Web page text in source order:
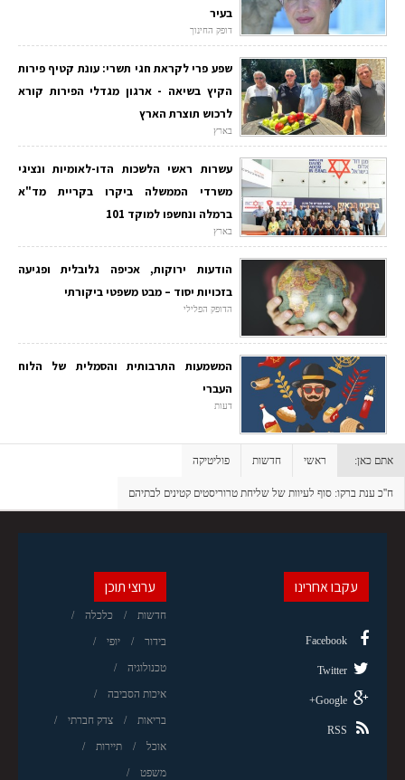
בעיר
דופק החינוך
שפע פרי לקראת חגי תשרי: עונת קטיף פירות
הקיץ בשיאה - ארגון מגדלי הפירות קורא
לרכוש תוצרת הארץ
בארץ
עשרות ראשי הלשכות הדו-לאומיות ונציגי
משרדי הממשלה ביקרו בקריית מד"א
ברמלה ונחשפו למוקד 101
בארץ
הודעות ירוקות, אכיפה גלובלית ופגיעה
בזכויות יסוד – מבט משפטי ביקורתי
הדופק הפלילי
המשמעות התרבותית והסמלית של הלוח
העברי
דעות
אתם כאן: ראשי חדשות פוליטיקה
ח''כ ענת ברקו: סוף לעיוות של שליחת טרוריסטים קטינים לבתיהם
ערוצי תוכן
חדשות כלכלה
בידור יופי
טכנולוגיה
איכות הסביבה
בריאות צדק חברתי
אוכל תיירות
משפט
עקבו אחרינו
Facebook
Twitter
Google+
RSS